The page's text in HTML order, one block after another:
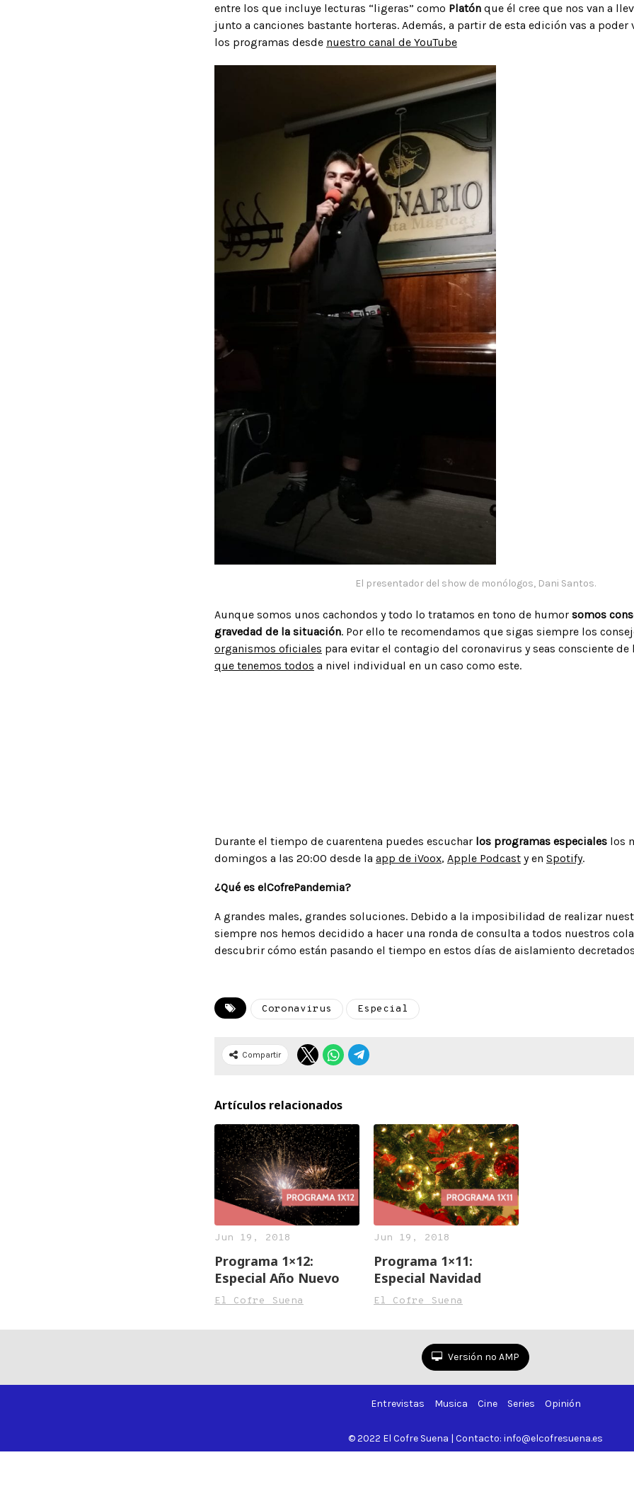
entre los que incluye lecturas “ligeras” como Platón que él cree que nos van a
junto a canciones bastante horteras. Además, a partir de esta edición vas a poder
los programas desde nuestro canal de YouTube
El presentador del show de monólogos, Dani Santos.
Aunque somos unos cachondos y todo lo tratamos en tono de humor somos
gravedad de la situación. Por ello te recomendamos que sigas siempre los
organismos oficiales para evitar el contagio del coronavirus y seas consciente de
que tenemos todos a nivel individual en un caso como este.
Durante el tiempo de cuarentena puedes escuchar los programas especiales los
domingos a las 20:00 desde la app de iVoox, Apple Podcast y en Spotify.
¿Qué es elCofrePandemia?
A grandes males, grandes soluciones. Debido a la imposibilidad de realizar
siempre nos hemos decidido a hacer una ronda de consulta a todos nuestros
descubrir cómo están pasando el tiempo en estos días de aislamiento
Coronavirus Especial
Compartir
Artículos relacionados
Jun 19, 2018
Programa 1×12:
Especial Año Nuevo
El Cofre Suena
Jun 19, 2018
Programa 1×11:
Especial Navidad
El Cofre Suena
Versión no AMP
Entrevistas Musica Cine Series Opinión
© 2022 El Cofre Suena | Contacto: info@elcofresuena.es